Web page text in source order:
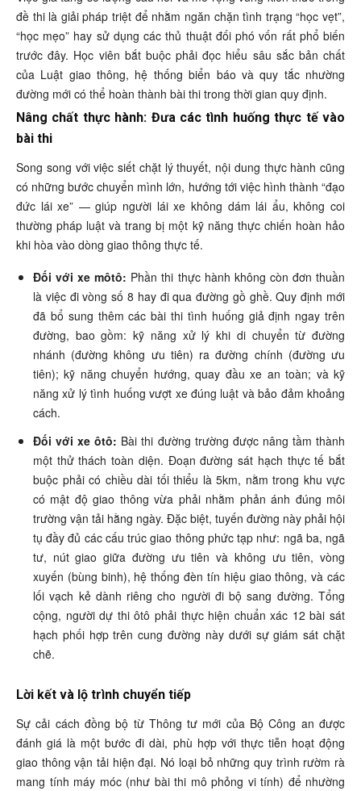
đề thi là giải pháp triệt để nhằm ngăn chặn tình trạng “học vẹt”,
“học mẹo” hay sử dụng các thủ thuật đối phó vốn rất phổ biến
trước đây. Học viên bắt buộc phải đọc hiểu sâu sắc bản chất
của Luật giao thông, hệ thống biển báo và quy tắc nhường
đường mới có thể hoàn thành bài thi trong thời gian quy định.
Nâng chất thực hành: Đưa các tình huống thực tế vào
bài thi
Song song với việc siết chặt lý thuyết, nội dung thực hành cũng
có những bước chuyển mình lớn, hướng tới việc hình thành “đạo
đức lái xe” — giúp người lái xe không dám lái ẩu, không coi
thường pháp luật và trang bị một kỹ năng thực chiến hoàn hảo
khi hòa vào dòng giao thông thực tế.
Đối với xe môtô: Phần thi thực hành không còn đơn thuần
là việc đi vòng số 8 hay đi qua đường gồ ghề. Quy định mới
đã bổ sung thêm các bài thi tình huống giả định ngay trên
đường, bao gồm: kỹ năng xử lý khi di chuyển từ đường
nhánh (đường không ưu tiên) ra đường chính (đường ưu
tiên); kỹ năng chuyển hướng, quay đầu xe an toàn; và kỹ
năng xử lý tình huống vượt xe đúng luật và bảo đảm khoảng
cách.
Đối với xe ôtô: Bài thi đường trường được nâng tầm thành
một thử thách toàn diện. Đoạn đường sát hạch thực tế bắt
buộc phải có chiều dài tối thiểu là 5km, nằm trong khu vực
có mật độ giao thông vừa phải nhằm phản ánh đúng môi
trường vận tải hằng ngày. Đặc biệt, tuyến đường này phải hội
tụ đầy đủ các cấu trúc giao thông phức tạp như: ngã ba, ngã
tư, nút giao giữa đường ưu tiên và không ưu tiên, vòng
xuyến (bùng binh), hệ thống đèn tín hiệu giao thông, và các
lối vạch kẻ dành riêng cho người đi bộ sang đường. Tổng
cộng, người dự thi ôtô phải thực hiện chuẩn xác 12 bài sát
hạch phối hợp trên cung đường này dưới sự giám sát chặt
chẽ.
Lời kết và lộ trình chuyển tiếp
Sự cải cách đồng bộ từ Thông tư mới của Bộ Công an được
đánh giá là một bước đi dài, phù hợp với thực tiễn hoạt động
giao thông vận tải hiện đại. Nó loại bỏ những quy trình rườm rà
mang tính máy móc (như bài thi mô phỏng vi tính) để nhường